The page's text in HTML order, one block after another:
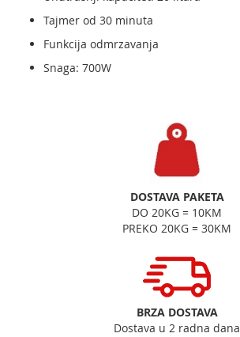
Tajmer od 30 minuta
Funkcija odmrzavanja
Snaga: 700W
DOSTAVA PAKETA
DO 20KG = 10KM
PREKO 20KG = 30KM
BRZA DOSTAVA
Dostava u 2 radna dana